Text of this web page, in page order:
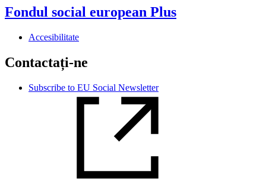
Fondul social european Plus
Accesibilitate
Contactați-ne
Subscribe to EU Social Newsletter